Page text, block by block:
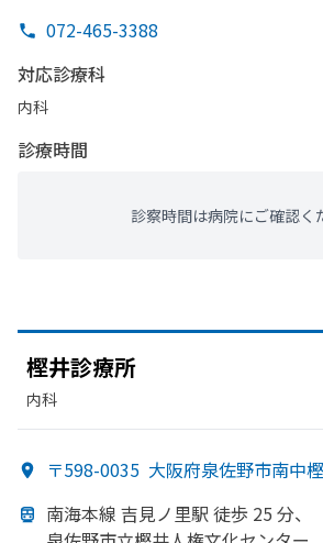
072-465-3388
対応診療科
内科
診療時間
診察時間は病院にご確認く
樫井診療所
内科
〒598-0035 大阪府泉佐野市南中
南海本線 吉見ノ里駅 徒歩 25 分、